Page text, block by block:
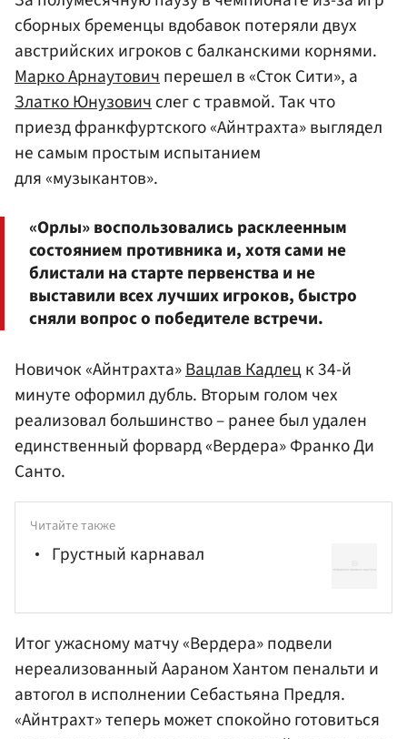
сборных бременцы вдобавок потеряли двух
австрийских игроков с балканскими корнями.
Марко Арнаутовичперешел в «Сток Сити», а
Златко Юнузовичслег с травмой. Так что
приезд франкфуртского «Айнтрахта» выглядел
не самым простым испытанием
для «музыкантов».
«Орлы» воспользовались расклеенным
состоянием противника и, хотя сами не
блистали на старте первенства и не
выставили всех лучших игроков, быстро
сняли вопрос о победителе встречи.
Новичок «Айнтрахта»Вацлав Кадлецк 34-й
минуте оформил дубль. Вторым голом чех
реализовал большинство – ранее был удален
единственный форвард «Вердера» Франко Ди
Санто.
Читайте также
Грустный карнавал
Итог ужасному матчу «Вердера» подвели
нереализованный Аараном Хантом пенальти и
автогол в исполнении Себастьяна Предля.
«Айнтрахт» теперь может спокойно готовиться